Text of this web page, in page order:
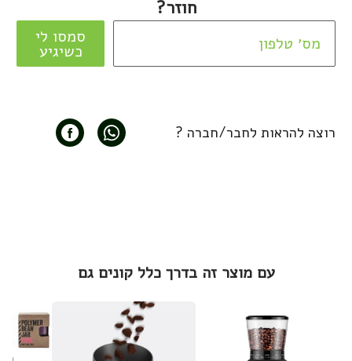
חוזר?
סמסו לי
כשיגיע
רוצה להראות לחבר/חברה ?
עם מוצר זה בדרך כלל קונים גם